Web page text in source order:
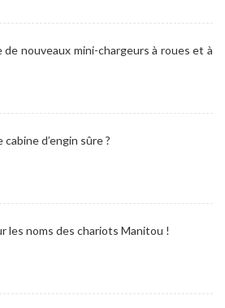
de nouveaux mini-chargeurs à roues et à
cabine d’engin sûre ?
les noms des chariots Manitou !